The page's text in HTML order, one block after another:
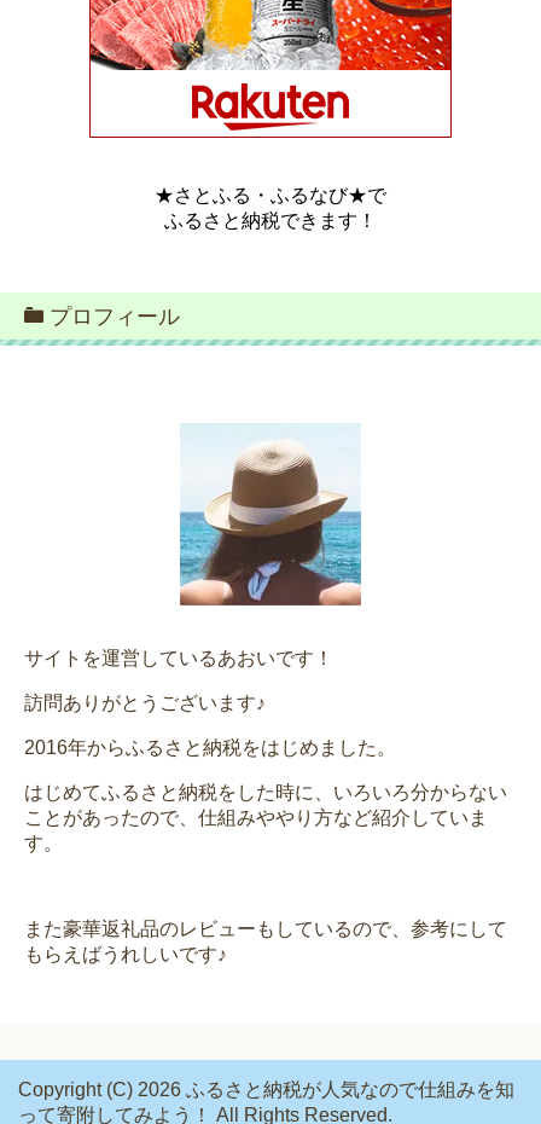
★さとふる・ふるなび★で
ふるさと納税できます！
プロフィール
サイトを運営しているあおいです！
訪問ありがとうございます♪
2016年からふるさと納税をはじめました。
はじめてふるさと納税をした時に、いろいろ分からない
ことがあったので、仕組みややり方など紹介していま
す。
また豪華返礼品のレビューもしているので、参考にして
もらえばうれしいです♪
Copyright (C) 2026 ふるさと納税が人気なので仕組みを知
って寄附してみよう！ All Rights Reserved.